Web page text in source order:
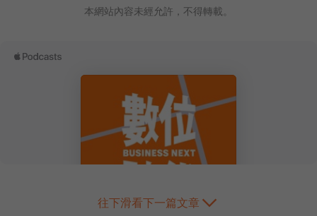
本網站內容未經允許，不得轉載。
往下滑看下一篇文章